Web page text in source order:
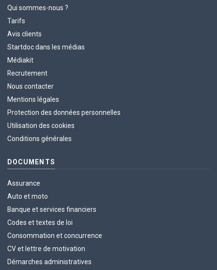
Qui sommes-nous ?
Tarifs
Avis clients
Startdoc dans les médias
Médiakit
Recrutement
Nous contacter
Mentions légales
Protection des données personnelles
Utilisation des cookies
Conditions générales
DOCUMENTS
Assurance
Auto et moto
Banque et services financiers
Codes et textes de loi
Consommation et concurrence
CV et lettre de motivation
Démarches administratives